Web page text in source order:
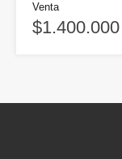
Venta
$1.400.000